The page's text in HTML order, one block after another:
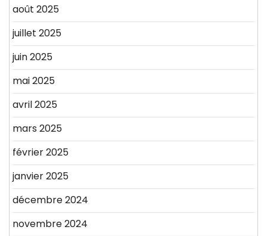
août 2025
juillet 2025
juin 2025
mai 2025
avril 2025
mars 2025
février 2025
janvier 2025
décembre 2024
novembre 2024